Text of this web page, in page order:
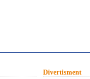
Divertisment